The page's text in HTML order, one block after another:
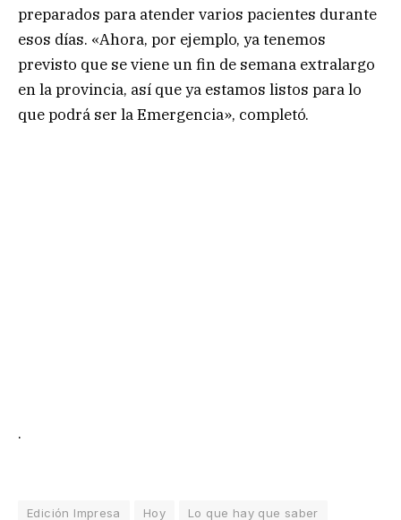
preparados para atender varios pacientes durante
esos días. «Ahora, por ejemplo, ya tenemos
previsto que se viene un fin de semana extralargo
en la provincia, así que ya estamos listos para lo
que podrá ser la Emergencia», completó.
.
Edición Impresa Hoy Lo que hay que saber